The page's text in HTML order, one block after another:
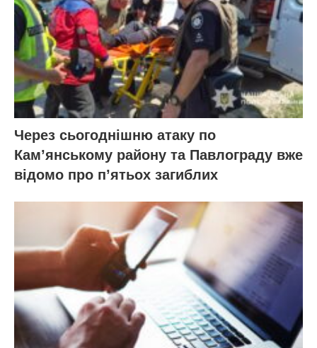
Через сьогоднішню атаку по
Кам’янському району та Павлограду вже
відомо про п’ятьох загиблих